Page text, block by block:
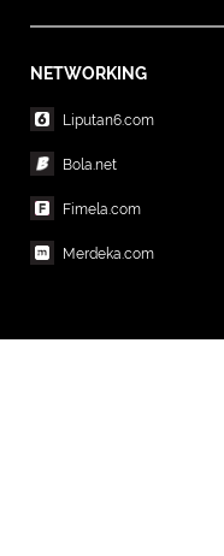
NETWORKING
Liputan6.com
Bola.net
Fimela.com
Merdeka.com